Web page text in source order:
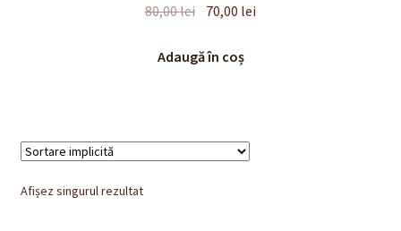
80,00lei Prețul
a
70,00 lei
Adaugă în coș
Afișez singurul rezultat